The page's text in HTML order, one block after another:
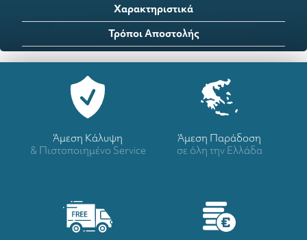
Χαρακτηριστικά
Τρόποι Αποστολής
Άμεση Κάλυψη
& Πιστοποιημένο Service
Άμεση Παράδοση
σε όλη την Ελλάδα